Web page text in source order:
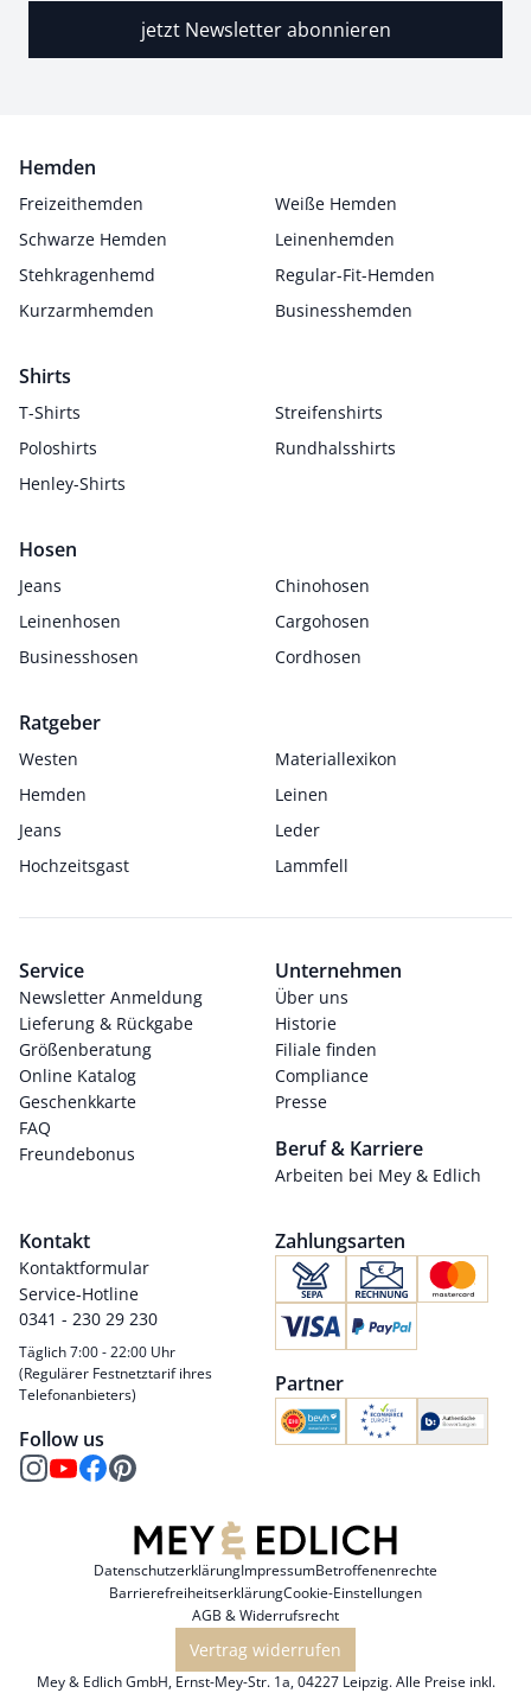
jetzt Newsletter abonnieren
Hemden
Freizeithemden
Weiße Hemden
Schwarze Hemden
Leinenhemden
Stehkragenhemd
Regular-Fit-Hemden
Kurzarmhemden
Businesshemden
Shirts
T-Shirts
Streifenshirts
Poloshirts
Rundhalsshirts
Henley-Shirts
Hosen
Jeans
Chinohosen
Leinenhosen
Cargohosen
Businesshosen
Cordhosen
Ratgeber
Westen
Materiallexikon
Hemden
Leinen
Jeans
Leder
Hochzeitsgast
Lammfell
Service
Newsletter Anmeldung
Lieferung & Rückgabe
Größenberatung
Online Katalog
Geschenkkarte
FAQ
Freundebonus
Unternehmen
Über uns
Historie
Filiale finden
Compliance
Presse
Beruf & Karriere
Arbeiten bei Mey & Edlich
Kontakt
Kontaktformular
Service-Hotline
0341 - 230 29 230
Täglich 7:00 - 22:00 Uhr
(Regulärer Festnetztarif ihres
Telefonanbieters)
Follow us
Zahlungsarten
Partner
DatenschutzerklärungImpressumBetroffenenrechte
BarrierefreiheitserklärungCookie-Einstellungen
AGB & Widerrufsrecht
Vertrag widerrufen
Mey & Edlich GmbH, Ernst-Mey-Str. 1a, 04227 Leipzig. Alle Preise inkl.